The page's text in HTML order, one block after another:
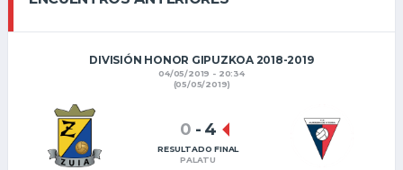
DIVISIÓN HONOR GIPUZKOA 2018-2019
04/05/2019 - 20:34
(05/05/2019)
0 - 4
RESULTADO FINAL
PALATU